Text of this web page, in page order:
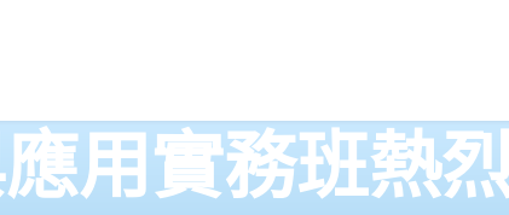
用實務班熱